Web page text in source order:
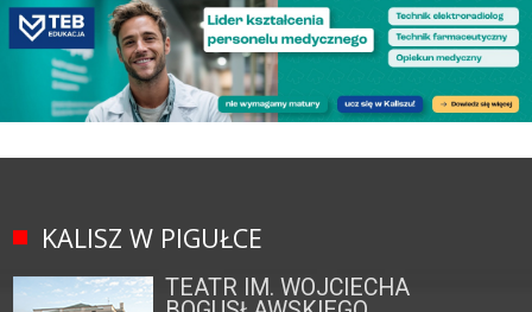
KALISZ W PIGUŁCE
TEATR IM. WOJCIECHA